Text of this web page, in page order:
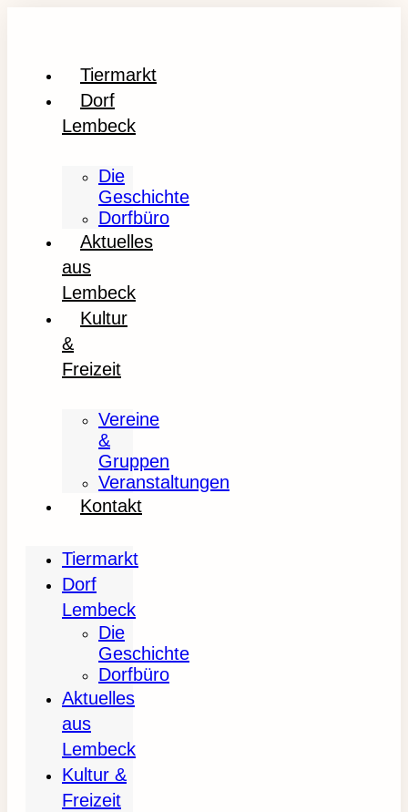
Tiermarkt
Dorf
Lembeck
Die
Geschichte
Dorfbüro
Aktuelles
aus
Lembeck
Kultur
&
Freizeit
Vereine
&
Gruppen
Veranstaltungen
Kontakt
Tiermarkt
Dorf
Lembeck
Die
Geschichte
Dorfbüro
Aktuelles
aus
Lembeck
Kultur &
Freizeit